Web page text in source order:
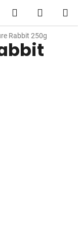
Hledat
KOŠÍK
Rabbit 250g